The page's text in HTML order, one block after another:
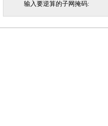
输入要逆算的子网掩码: